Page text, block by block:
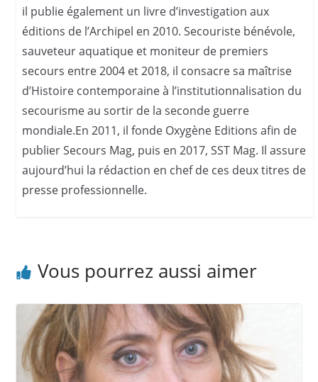
il publie également un livre d’investigation aux
éditions de l’Archipel en 2010. Secouriste bénévole,
sauveteur aquatique et moniteur de premiers
secours entre 2004 et 2018, il consacre sa maîtrise
d’Histoire contemporaine à l’institutionnalisation du
secourisme au sortir de la seconde guerre
mondiale.En 2011, il fonde Oxygène Editions afin de
publier Secours Mag, puis en 2017, SST Mag. Il assure
aujourd’hui la rédaction en chef de ces deux titres de
presse professionnelle.
Vous pourrez aussi aimer